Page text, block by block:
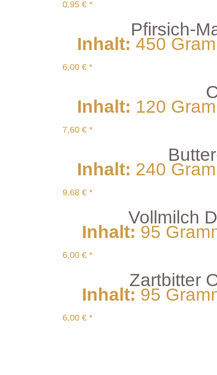
0,95 € *
Pfirsich-
Inhalt: 450
6,00 € *
Inhalt: 120
7,60 € *
Inhalt: 240
9,68 € *
Vollmilch
Inhalt: 95
6,00 € *
Zartbitter
Inhalt: 95
6,00 € *